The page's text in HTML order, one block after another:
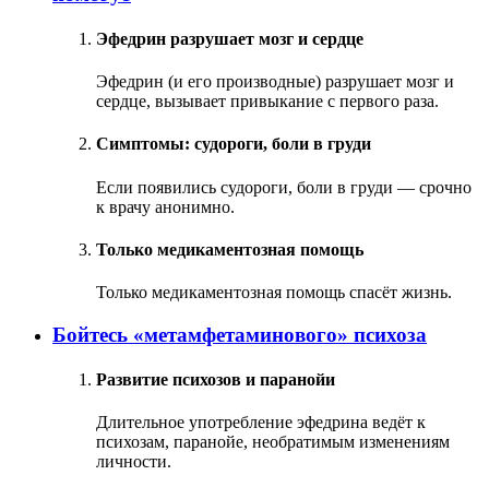
Эфедрин разрушает мозг и сердце
Эфедрин (и его производные) разрушает мозг и
сердце, вызывает привыкание с первого раза.
Симптомы: судороги, боли в груди
Если появились судороги, боли в груди — срочно
к врачу анонимно.
Только медикаментозная помощь
Только медикаментозная помощь спасёт жизнь.
Бойтесь «метамфетаминового» психоза
Развитие психозов и паранойи
Длительное употребление эфедрина ведёт к
психозам, паранойе, необратимым изменениям
личности.